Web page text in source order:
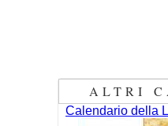
ALTRI
Calendario della